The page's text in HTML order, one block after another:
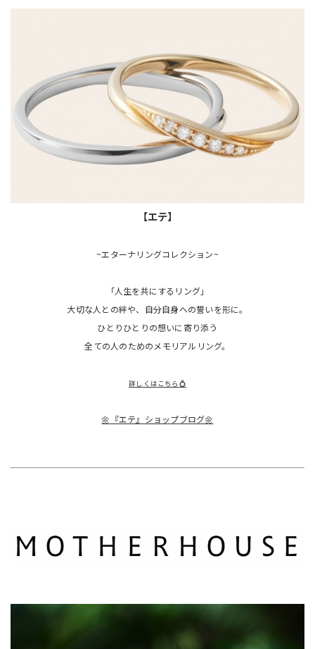
【エテ】
~エターナリングコレクション~
「人生を共にするリング」
大切な人との絆や、自分自身への誓いを形に。
ひとりひとりの想いに寄り添う
全ての人のためのメモリアルリング。
詳しくはこちら💍
🌼『エテ』ショップブログ🌼